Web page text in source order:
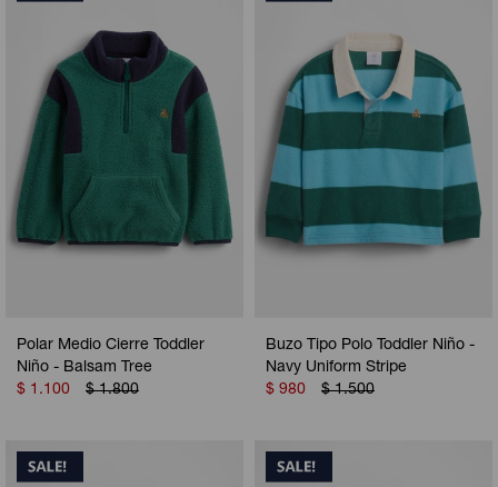
Polar Medio Cierre Toddler
Niño - Balsam Tree
$ 1.100 $ 1.800
Buzo Tipo Polo Toddler Niño -
Navy Uniform Stripe
$ 980 $ 1.500
Camperas
Musculosas
Shorts
Vestidos y polleras
Camperas
Chalecos
Shorts
Ropa interior
Camperas
Chalecos
Ropa interior
Pijamas
Camperas
Pijamas
Sets